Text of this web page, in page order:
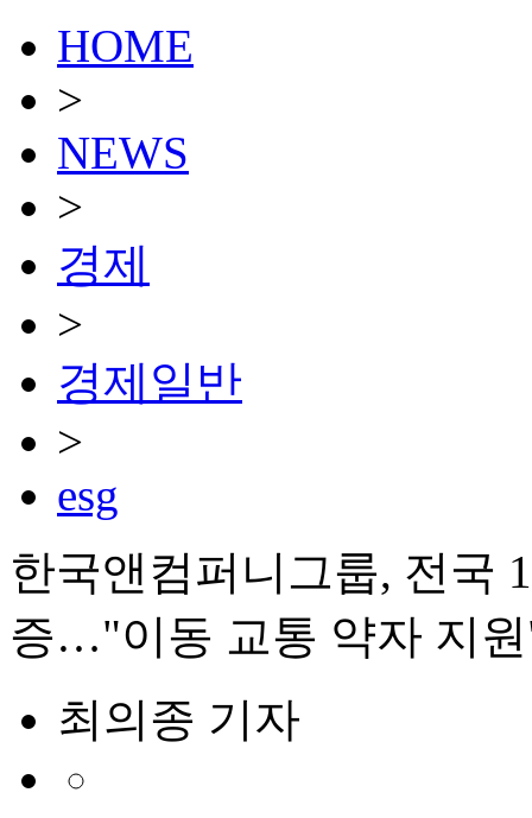
HOME
>
NEWS
>
경제
>
경제일반
>
esg
한국앤컴퍼니그룹, 전국
증…"이동 교통 약자 지
최의종 기자